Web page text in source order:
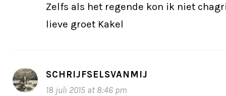
Zelfs als het regende kon ik niet
lieve groet Kakel
SCHRIJFSELSVANMIJ
18 juli 2015 at 8:46 pm